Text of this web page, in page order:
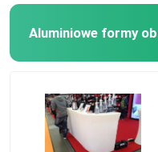
Aluminiowe formy